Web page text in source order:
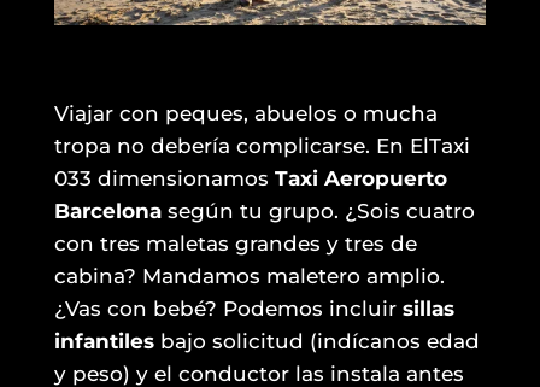
Viajar con peques, abuelos o mucha
tropa no debería complicarse. En ElTaxi
033 dimensionamos Taxi Aeropuerto
Barcelonasegún tu grupo. ¿Sois cuatro
con tres maletas grandes y tres de
cabina? Mandamos maletero amplio.
¿Vas con bebé? Podemos incluir sillas
infantilesbajo solicitud (indícanos edad
y peso) y el conductor las instala antes